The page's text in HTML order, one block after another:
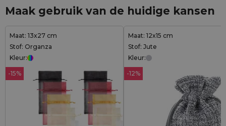
Maak gebruik van de huidige kansen
Maat: 13x27 cm
Stof: Organza
Kleur:
-15%
Maat: 12x15 cm
Stof: Jute
Kleur:
-12%